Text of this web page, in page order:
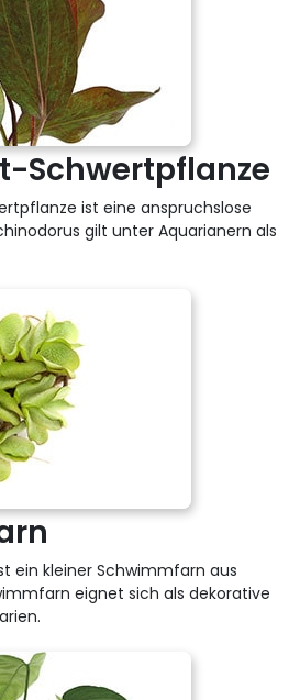
Schwertpflanze
ist eine anspruchslose
gilt unter Aquarianern als
ein kleiner Schwimmfarn aus
eignet sich als dekorative